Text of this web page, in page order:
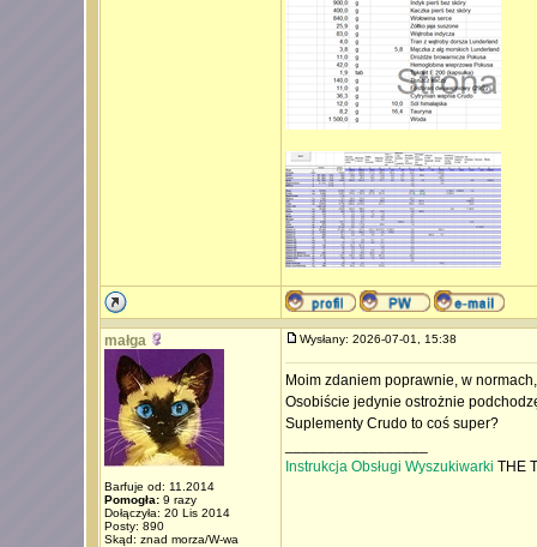
małga
Barfuje od: 11.2014
Pomogła:9 razy
Dołączyła: 20 Lis 2014
Posty: 890
Skąd: znad morza/W-wa
Wysłany: 2026-07-01, 15:38
Moim zdaniem poprawnie, w
Osobiście jedynie ostrożnie
Suplementy Crudo to coś super?
Instrukcja Obsługi Wyszukiwarki THE